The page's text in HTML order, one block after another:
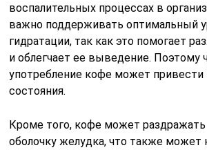
воспалительных процессах в
важно поддерживать оптимальный
гидратации, так как это помогает
и облегчает ее выведение. Поэтому
употребление кофе может
состояния.
Кроме того, кофе может
оболочку желудка, что также может